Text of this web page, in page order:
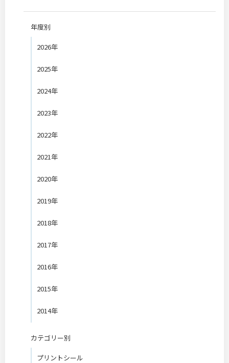
年度別
2026年
2025年
2024年
2023年
2022年
2021年
2020年
2019年
2018年
2017年
2016年
2015年
2014年
カテゴリー別
プリントシール